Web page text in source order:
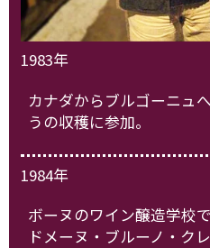
1983年
カナダからブルゴーニュ
うの収穫に参加。
1984年
ボーヌのワイン醸造学校
ドメーヌ・ブルーノ・ク